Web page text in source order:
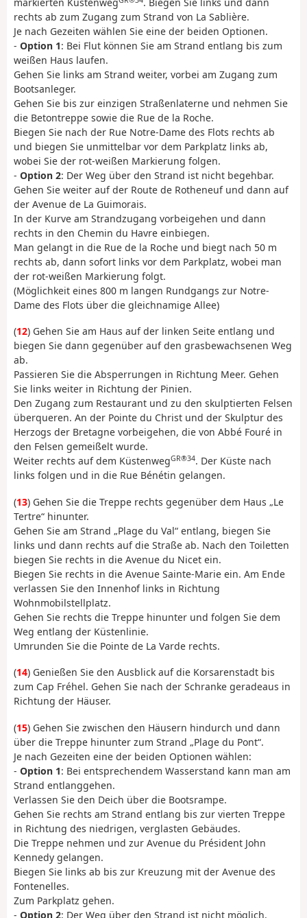
rechts ab zum Zugang zum Strand von La Sablière.
Je nach Gezeiten wählen Sie eine der beiden Optionen.
- Option 1: Bei Flut können Sie am Strand entlang bis zum
weißen Haus laufen.
Gehen Sie links am Strand weiter, vorbei am Zugang zum
Bootsanleger.
Gehen Sie bis zur einzigen Straßenlaterne und nehmen Sie
die Betontreppe sowie die Rue de la Roche.
Biegen Sie nach der Rue Notre-Dame des Flots rechts ab
und biegen Sie unmittelbar vor dem Parkplatz links ab,
wobei Sie der rot-weißen Markierung folgen.
- Option 2: Der Weg über den Strand ist nicht begehbar.
Gehen Sie weiter auf der Route de Rotheneuf und dann auf
der Avenue de La Guimorais.
In der Kurve am Strandzugang vorbeigehen und dann
rechts in den Chemin du Havre einbiegen.
Man gelangt in die Rue de la Roche und biegt nach 50 m
rechts ab, dann sofort links vor dem Parkplatz, wobei man
der rot-weißen Markierung folgt.
(Möglichkeit eines 800 m langen Rundgangs zur Notre-
Dame des Flots über die gleichnamige Allee)
(12) Gehen Sie am Haus auf der linken Seite entlang und
biegen Sie dann gegenüber auf den grasbewachsenen Weg
ab.
Passieren Sie die Absperrungen in Richtung Meer. Gehen
Sie links weiter in Richtung der Pinien.
Den Zugang zum Restaurant und zu den skulptierten Felsen
überqueren. An der Pointe du Christ und der Skulptur des
Herzogs der Bretagne vorbeigehen, die von Abbé Fouré in
den Felsen gemeißelt wurde.
Weiter rechts auf dem KüstenwegGR®34. Der Küste nach
links folgen und in die Rue Bénétin gelangen.
(13) Gehen Sie die Treppe rechts gegenüber dem Haus „Le
Tertre“ hinunter.
Gehen Sie am Strand „Plage du Val“ entlang, biegen Sie
links und dann rechts auf die Straße ab. Nach den Toiletten
biegen Sie rechts in die Avenue du Nicet ein.
Biegen Sie rechts in die Avenue Sainte-Marie ein. Am Ende
verlassen Sie den Innenhof links in Richtung
Wohnmobilstellplatz.
Gehen Sie rechts die Treppe hinunter und folgen Sie dem
Weg entlang der Küstenlinie.
Umrunden Sie die Pointe de La Varde rechts.
(14) Genießen Sie den Ausblick auf die Korsarenstadt bis
zum Cap Fréhel. Gehen Sie nach der Schranke geradeaus in
Richtung der Häuser.
(15) Gehen Sie zwischen den Häusern hindurch und dann
über die Treppe hinunter zum Strand „Plage du Pont“.
Je nach Gezeiten eine der beiden Optionen wählen:
- Option 1: Bei entsprechendem Wasserstand kann man am
Strand entlanggehen.
Verlassen Sie den Deich über die Bootsrampe.
Gehen Sie rechts am Strand entlang bis zur vierten Treppe
in Richtung des niedrigen, verglasten Gebäudes.
Die Treppe nehmen und zur Avenue du Président John
Kennedy gelangen.
Biegen Sie links ab bis zur Kreuzung mit der Avenue des
Fontenelles.
Zum Parkplatz gehen.
- Option 2: Der Weg über den Strand ist nicht möglich.